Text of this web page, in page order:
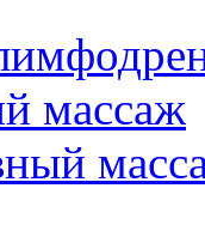
массаж